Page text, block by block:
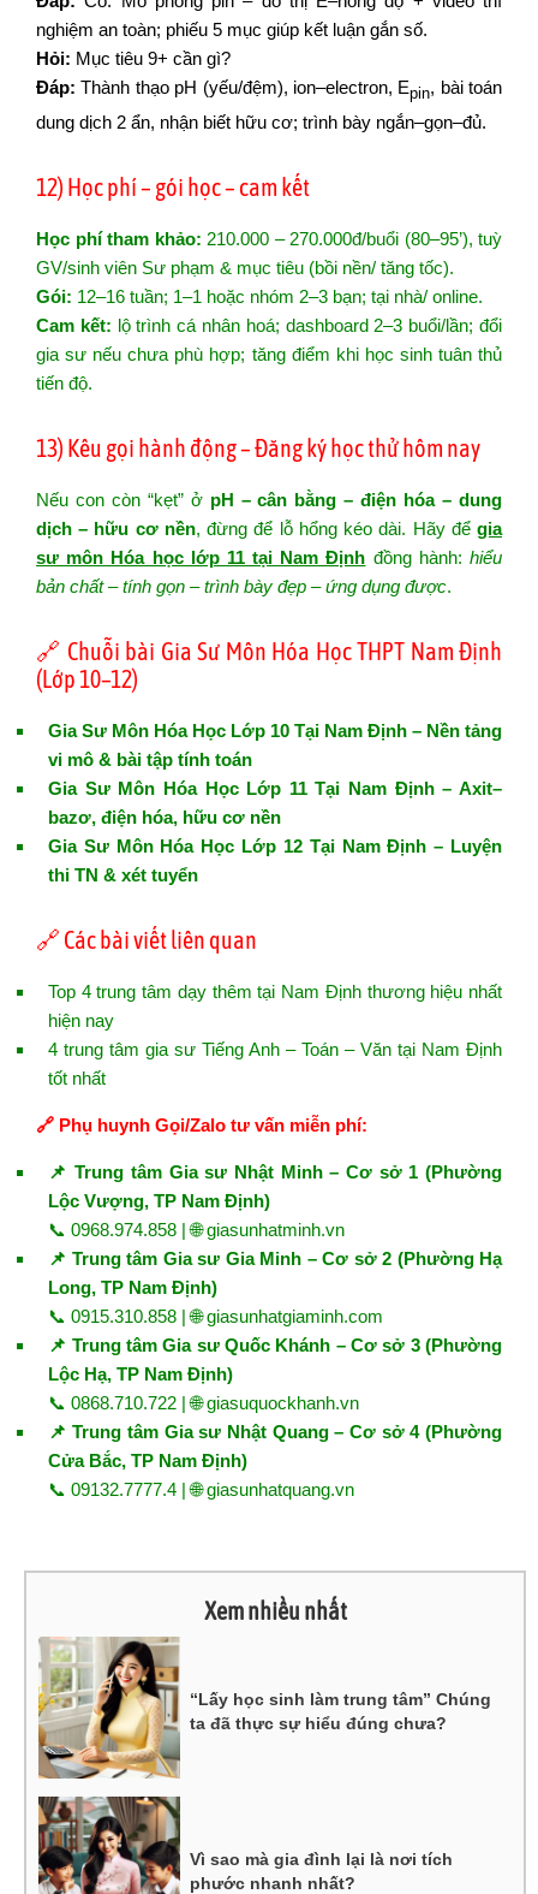
nghiệm an toàn; phiếu 5 mục giúp kết luận gắn số.
Hỏi: Mục tiêu 9+ cần gì?
Đáp: Thành thạo pH (yếu/đệm), ion–electron, Epin, bài toán
dung dịch 2 ẩn, nhận biết hữu cơ; trình bày ngắn–gọn–đủ.
12) Học phí – gói học – cam kết
Học phí tham khảo: 210.000 – 270.000đ/buổi (80–95’), tuỳ
GV/sinh viên Sư phạm & mục tiêu (bồi nền/ tăng tốc).
Gói: 12–16 tuần; 1–1 hoặc nhóm 2–3 bạn; tại nhà/ online.
Cam kết: lộ trình cá nhân hoá; dashboard 2–3 buổi/lần; đổi
gia sư nếu chưa phù hợp; tăng điểm khi học sinh tuân thủ
tiến độ.
13) Kêu gọi hành động – Đăng ký học thử hôm nay
Nếu con còn “kẹt” ở pH – cân bằng – điện hóa – dung
dịch – hữu cơ nền, đừng để lỗ hổng kéo dài. Hãy đểgia
sư môn Hóa học lớp 11 tại Nam Định đồng hành:hiểu
bản chất – tính gọn – trình bày đẹp – ứng dụng được.
🔗 Chuỗi bài Gia Sư Môn Hóa Học THPT Nam Định
(Lớp 10–12)
Gia Sư Môn Hóa Học Lớp 10 Tại Nam Định – Nền tảng
vi mô & bài tập tính toán
Gia Sư Môn Hóa Học Lớp 11 Tại Nam Định – Axit–
bazơ, điện hóa, hữu cơ nền
Gia Sư Môn Hóa Học Lớp 12 Tại Nam Định – Luyện
thi TN & xét tuyển
🔗 Các bài viết liên quan
Top 4 trung tâm dạy thêm tại Nam Định thương hiệu nhất
hiện nay
4 trung tâm gia sư Tiếng Anh – Toán – Văn tại Nam Định
tốt nhất
🔗 Phụ huynh Gọi/Zalo tư vấn miễn phí:
📌 Trung tâm Gia sư Nhật Minh – Cơ sở 1 (Phường
Lộc Vượng, TP Nam Định)
📞 0968.974.858 | 🌐giasunhatminh.vn
📌 Trung tâm Gia sư Gia Minh – Cơ sở 2 (Phường Hạ
Long, TP Nam Định)
📞 0915.310.858 | 🌐giasunhatgiaminh.com
📌 Trung tâm Gia sư Quốc Khánh – Cơ sở 3 (Phường
Lộc Hạ, TP Nam Định)
📞 0868.710.722 | 🌐giasuquockhanh.vn
📌 Trung tâm Gia sư Nhật Quang – Cơ sở 4 (Phường
Cửa Bắc, TP Nam Định)
📞 09132.7777.4 | 🌐giasunhatquang.vn
Xem nhiều nhất
“Lấy học sinh làm trung tâm” Chúng
ta đã thực sự hiểu đúng chưa?
Vì sao mà gia đình lại là nơi tích
phước nhanh nhất?